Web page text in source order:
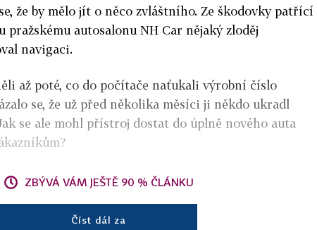
že by mělo jít o něco zvláštního. Ze škodovky patřící
pražskému autosalonu NH Car nějaký zloděj
navigaci.
až poté, co do počítače naťukali výrobní číslo
se, že už před několika měsíci ji někdo ukradl
se ale mohl přístroj dostat do úplně nového auta
ZBÝVÁ VÁM JEŠTĚ 90 % ČLÁNKU
Číst dál za